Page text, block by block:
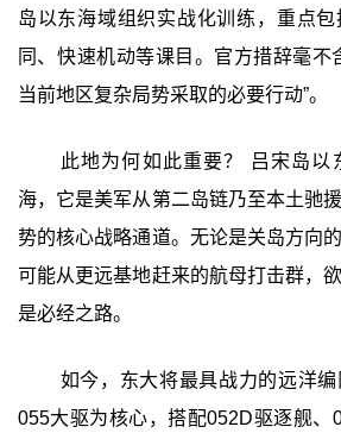
岛以东海域组织实战化训练，重点
同、快速机动等课目。官方措辞毫不
当前地区复杂局势采取的必要行动”。
此地为何如此重要？ 吕宋岛以
海，它是美军从第二岛链乃至本土驰
势的核心战略通道。无论是关岛方向
可能从更远基地赶来的航母打击群，
是必经之路。
如今，东大将最具战力的远洋
055大驱为核心，搭配052D驱逐舰、